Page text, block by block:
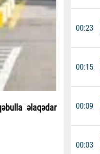
əlaqədar
00:23
00:15
00:09
00:03